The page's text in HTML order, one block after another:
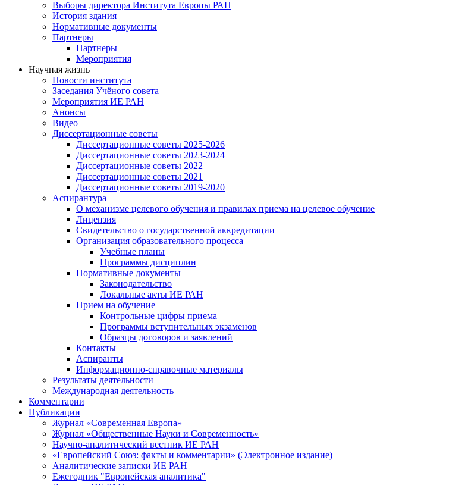
Выборы директора Института Европы РАН
История здания
Нормативные документы
Партнеры
Партнеры
Мероприятия
Научная жизнь
Новости института
Заседания Учёного совета
Мероприятия ИЕ РАН
Анонсы
Видео
Диссертационные советы
Диссертационные советы 2025-2026
Диссертационные советы 2023-2024
Диссертационные советы 2022
Диссертационные советы 2021
Диссертационные советы 2019-2020
Аспирантура
О механизме целевого обучения и правилах приема на целевое обучение
Лицензия
Свидетельство о государственной аккредитации
Организация образовательного процесса
Учебные планы
Программы дисциплин
Нормативные документы
Законодательство
Локальные акты ИЕ РАН
Прием на обучение
Контрольные цифры приема
Программы вступительных экзаменов
Образцы договоров и заявлений
Контакты
Аспиранты
Информационно-справочные материалы
Результаты деятельности
Международная деятельность
Комментарии
Публикации
Журнал «Современная Европа»
Журнал «Общественные Науки и Современность»
Научно-аналитический вестник ИЕ РАН
«Европейский Союз: факты и комментарии» (Электронное издание)
Аналитические записки ИЕ РАН
Ежегодник "Европейская аналитика"